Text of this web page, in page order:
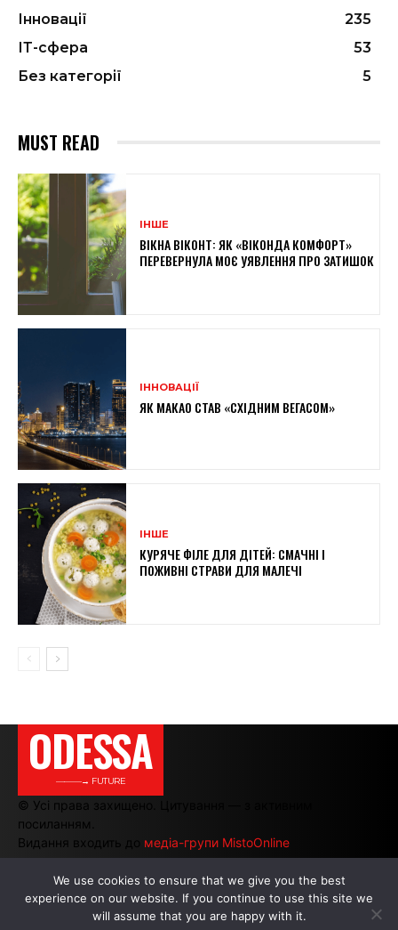
Інновації
235
ІТ-сфера
53
Без категорії
5
MUST READ
ІНШЕ
ВІКНА ВІКОНТ: ЯК «ВІКОНДА КОМФОРТ»
ПЕРЕВЕРНУЛА МОЄ УЯВЛЕННЯ ПРО ЗАТИШОК
ІННОВАЦІЇ
ЯК МАКАО СТАВ «СХІДНИМ ВЕГАСОМ»
ІНШЕ
КУРЯЧЕ ФІЛЕ ДЛЯ ДІТЕЙ: СМАЧНІ І
ПОЖИВНІ СТРАВИ ДЛЯ МАЛЕЧІ
ODESSA
———→ FUTURE
© Усі права захищено. Цитування — з активним
посиланням.
Видання входить до медіа-групи MistoOnline
АВТОРИ | РЕКЛАМА НА САЙТІ
We use cookies to ensure that we give you the best
experience on our website. If you continue to use this site we
will assume that you are happy with it.